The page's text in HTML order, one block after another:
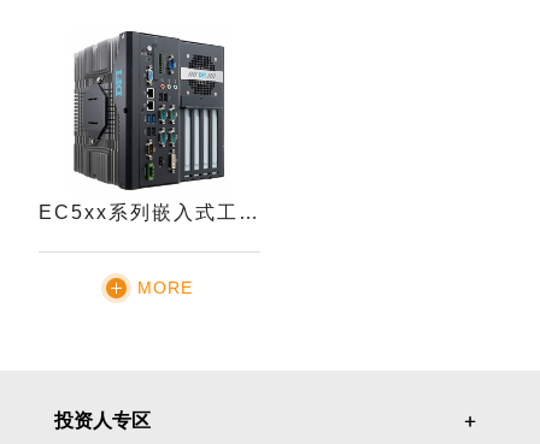
EC5xx系列嵌入式工业电脑
MORE
投资人专区 ＋
＋